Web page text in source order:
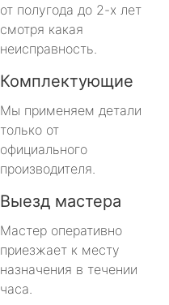
от полугода до 2-х лет
смотря какая
неисправность.
Комплектующие
Мы применяем детали
только от
официального
производителя.
Выезд мастера
Мастер оперативно
приезжает к месту
назначения в течении
часа.